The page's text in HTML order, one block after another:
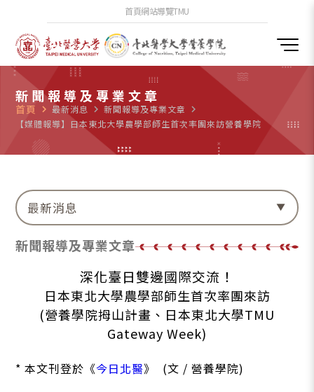
首頁網站導覽TMU
新聞報導及專業文章
首頁 navigate_next 最新消息 navigate_next 新聞報導及專業文章 navigate_next
【媒體報導】日本東北大學農學部師生首次率團來訪營養學院
最新消息
新聞報導及專業文章
深化臺日雙邊國際交流！
日本東北大學農學部師生首次率團來訪
(營養學院拇山計畫、日本東北大學TMU
Gateway Week)
* 本文刊登於《今日北醫》 (文 / 營養學院)